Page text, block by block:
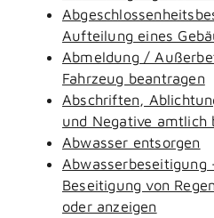
Aufteilung eines
Abmeldung /
Fahrzeug beantragen
Abschriften,
und Negative amtlich
Abwasser entsorgen
Abwasserbeseitigung
Beseitigung von
oder anzeigen